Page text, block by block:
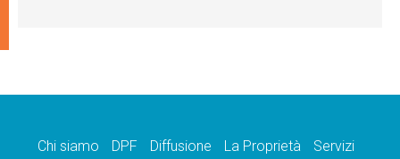
Chi siamo DPF Diffusione La Proprietà Servizi